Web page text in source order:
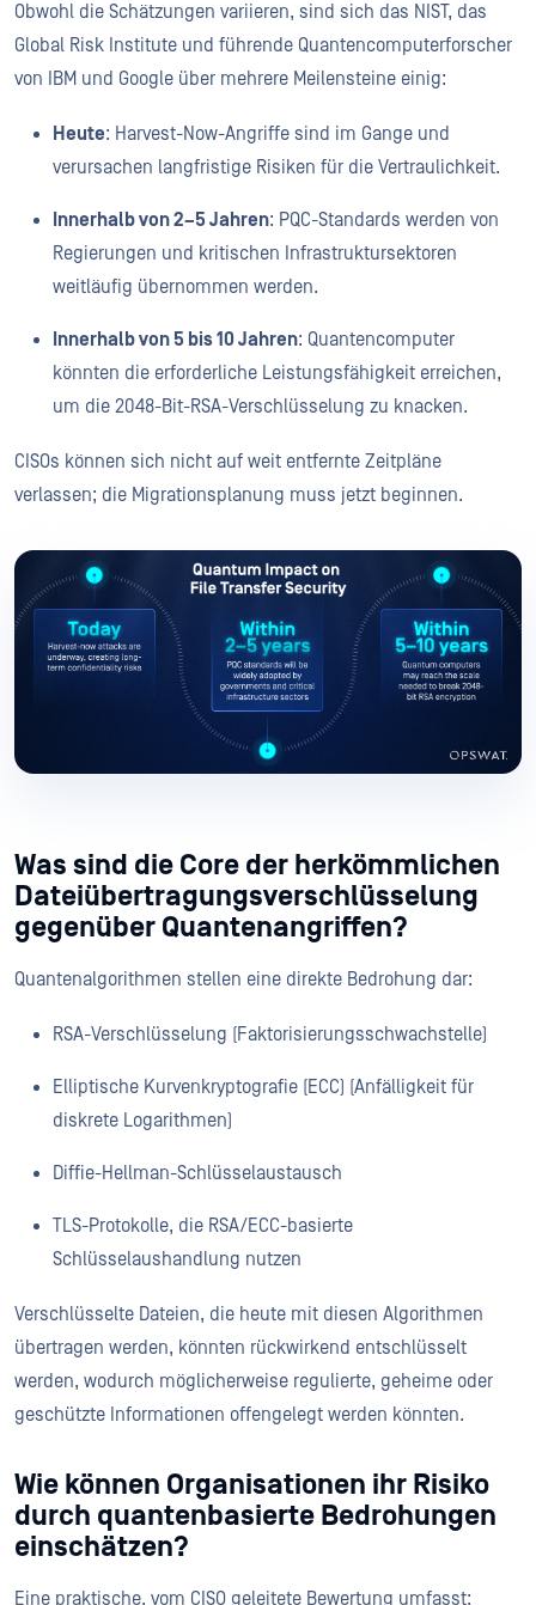
Obwohl die Schätzungen variieren, sind sich das NIST, das
Global Risk Institute und führende Quantencomputerforscher
von IBM und Google über mehrere Meilensteine einig:
Heute: Harvest-Now-Angriffe sind im Gange und
verursachen langfristige Risiken für die Vertraulichkeit.
Innerhalb von 2–5 Jahren: PQC-Standards werden von
Regierungen und kritischen Infrastruktursektoren
weitläufig übernommen werden.
Innerhalb von 5 bis 10 Jahren: Quantencomputer
könnten die erforderliche Leistungsfähigkeit erreichen,
um die 2048-Bit-RSA-Verschlüsselung zu knacken.
CISOs können sich nicht auf weit entfernte Zeitpläne
verlassen; die Migrationsplanung muss jetzt beginnen.
Was sind die Core der herkömmlichen
Dateiübertragungsverschlüsselung
gegenüber Quantenangriffen?
Quantenalgorithmen stellen eine direkte Bedrohung dar:
RSA-Verschlüsselung (Faktorisierungsschwachstelle)
Elliptische Kurvenkryptografie (ECC) (Anfälligkeit für
diskrete Logarithmen)
Diffie-Hellman-Schlüsselaustausch
TLS-Protokolle, die RSA/ECC-basierte
Schlüsselaushandlung nutzen
Verschlüsselte Dateien, die heute mit diesen Algorithmen
übertragen werden, könnten rückwirkend entschlüsselt
werden, wodurch möglicherweise regulierte, geheime oder
geschützte Informationen offengelegt werden könnten.
Wie können Organisationen ihr Risiko
durch quantenbasierte Bedrohungen
einschätzen?
Eine praktische, vom CISO geleitete Bewertung umfasst: